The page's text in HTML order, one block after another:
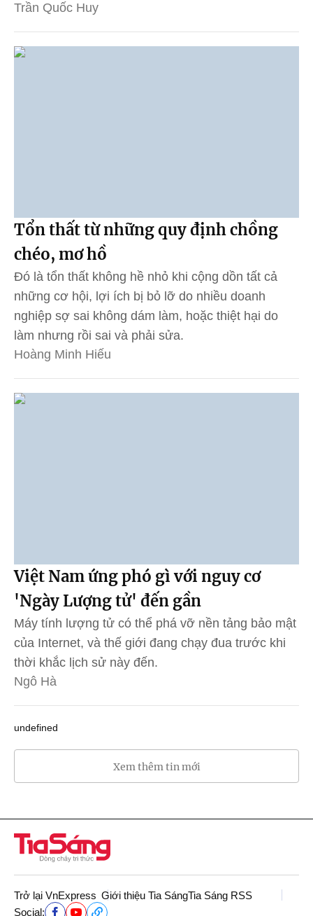
Trần Quốc Huy
Tổn thất từ những quy định chồng
chéo, mơ hồ
Đó là tổn thất không hề nhỏ khi cộng dồn tất cả
những cơ hội, lợi ích bị bỏ lỡ do nhiều doanh
nghiệp sợ sai không dám làm, hoặc thiệt hại do
làm nhưng rồi sai và phải sửa.
Hoàng Minh Hiếu
Việt Nam ứng phó gì với nguy cơ
'Ngày Lượng tử' đến gần
Máy tính lượng tử có thể phá vỡ nền tảng bảo mật
của Internet, và thế giới đang chạy đua trước khi
thời khắc lịch sử này đến.
Ngô Hà
undefined
Xem thêm tin mới
Trở lại VnExpress Giới thiệu Tia SángTia Sáng RSS
Social: